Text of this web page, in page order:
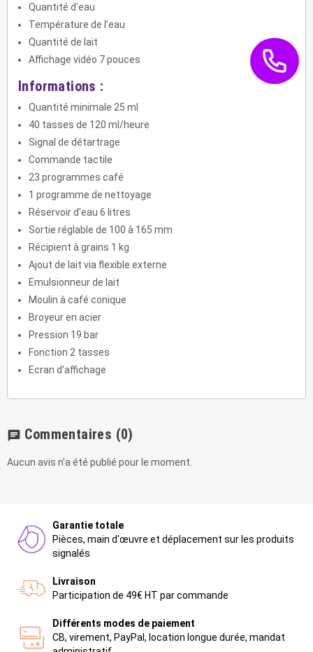
Quantité d'eau
Température de l'eau
Quantité de lait
Affichage vidéo 7 pouces
Informations :
Quantité minimale 25 ml
40 tasses de 120 ml/heure
Signal de détartrage
Commande tactile
23 programmes café
1 programme de nettoyage
Réservoir d'eau 6 litres
Sortie réglable de 100 à 165 mm
Récipient à grains 1 kg
Ajout de lait via flexible externe
Emulsionneur de lait
Moulin à café conique
Broyeur en acier
Pression 19 bar
Fonction 2 tasses
Ecran d'affichage
chat Commentaires (0)
Aucun avis n'a été publié pour le moment.
Garantie totale
Pièces, main d'œuvre et déplacement sur les produits
signalés
Livraison
Participation de 49€ HT par commande
Différents modes de paiement
CB, virement, PayPal, location longue durée, mandat